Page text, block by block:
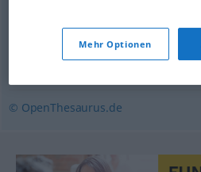
bereitstellen
© OpenThesaurus.de
Mehr Optionen